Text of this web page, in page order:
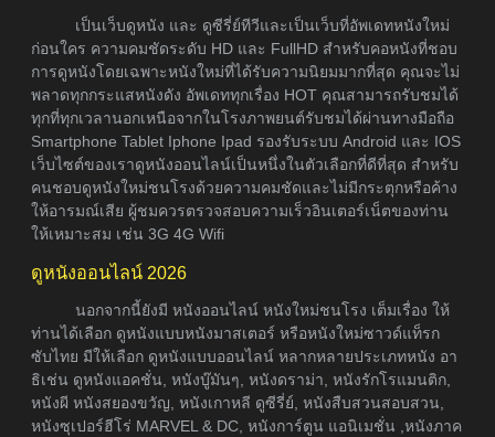
เป็นเว็บดูหนัง และ ดูซีรี่ย์ทีวีและเป็นเว็บที่อัพเดทหนังใหม่
ก่อนใคร ความคมชัดระดับ HD และ FullHD สำหรับคอหนังที่ชอบ
การดูหนังโดยเฉพาะหนังใหม่ที่ได้รับความนิยมมากที่สุด คุณจะไม่
พลาดทุกกระแสหนังดัง อัพเดททุกเรื่อง HOT คุณสามารถรับชมได้
ทุกที่ทุกเวลานอกเหนือจากในโรงภาพยนต์รับชมได้ผ่านทางมือถือ
Smartphone Tablet Iphone Ipad รองรับระบบ Android และ IOS
เว็บไซต์ของเราดูหนังออนไลน์เป็นหนึ่งในตัวเลือกที่ดีที่สุด สำหรับ
คนชอบดูหนังใหม่ชนโรงด้วยความคมชัดและไม่มีกระตุกหรือค้าง
ให้อารมณ์เสีย ผู้ชมควรตรวจสอบความเร็วอินเตอร์เน็ตของท่าน
ให้เหมาะสม เช่น 3G 4G Wifi
ดูหนังออนไลน์ 2026
นอกจากนี้ยังมี หนังออนไลน์ หนังใหม่ชนโรง เต็มเรื่อง ให้
ท่านได้เลือก ดูหนังแบบหนังมาสเตอร์ หรือหนังใหม่ซาวด์แท็รก
ซับไทย มีให้เลือก ดูหนังแบบออนไลน์ หลากหลายประเภทหนัง อา
ธิเช่น ดูหนังแอคชั่น, หนังบู๊มันๆ, หนังดราม่า, หนังรักโรแมนติก,
หนังผี หนังสยองขวัญ, หนังเกาหลี ดูซีรี่ย์, หนังสืบสวนสอบสวน,
หนังซุเปอร์ฮีโร่ MARVEL & DC, หนังการ์ตูน แอนิเมชั่น ,หนังภาค